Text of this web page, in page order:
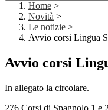
Home >
Novità >
Le notizie >
Avvio corsi Lingua
Avvio corsi
In allegato la circolare.